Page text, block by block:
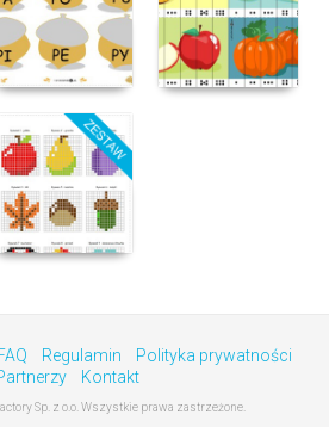
Regulamin
Polityka prywatności
Kontakt
Sp. z o.o. Wszystkie prawa zastrzeżone.